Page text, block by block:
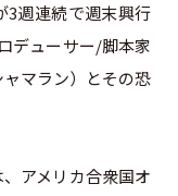
週連続で週末興行
デューサー/脚本家
マラン）とその恐
アメリカ合衆国オ